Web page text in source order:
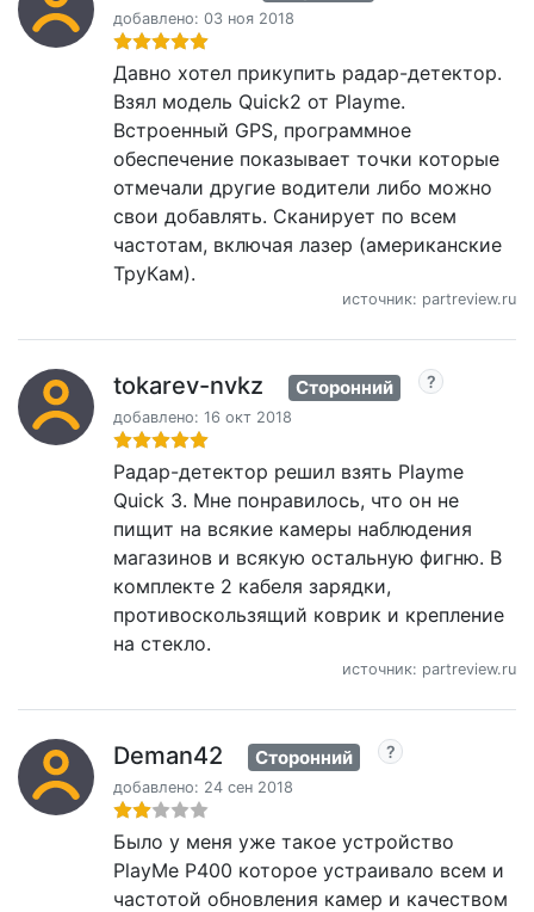
добавлено: 03 ноя 2018
Давно хотел прикупить радар-детектор.
Взял модель Quick2 от Playme.
Встроенный GPS, программное
обеспечение показывает точки которые
отмечали другие водители либо можно
свои добавлять. Сканирует по всем
частотам, включая лазер (американские
ТруКам).
источник: partreview.ru
tokarev-nvkz Сторонний
добавлено: 16 окт 2018
Радар-детектор решил взять Playme
Quick 3. Мне понравилось, что он не
пищит на всякие камеры наблюдения
магазинов и всякую остальную фигню. В
комплекте 2 кабеля зарядки,
противоскользящий коврик и крепление
на стекло.
источник: partreview.ru
Deman42 Сторонний
добавлено: 24 сен 2018
Было у меня уже такое устройство
PlayMe P400 которое устраивало всем и
частотой обновления камер и качеством